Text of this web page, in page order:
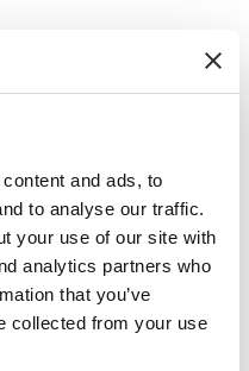
and ads, to
to analyse our traffic.
your use of our site with
analytics partners who
that you’ve
collected from your use
M
ITGLIED W
ERD
EN